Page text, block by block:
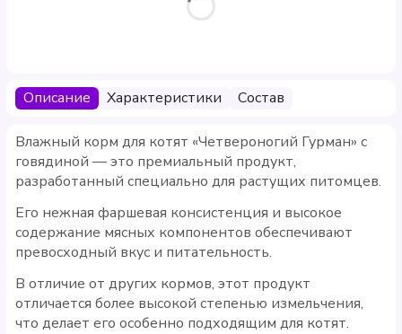
Описание Характеристики Состав
Влажный корм для котят «Четвероногий Гурман» с
говядиной — это премиальный продукт,
разработанный специально для растущих питомцев.
Его нежная фаршевая консистенция и высокое
содержание мясных компонентов обеспечивают
превосходный вкус и питательность.
В отличие от других кормов, этот продукт
отличается более высокой степенью измельчения,
что делает его особенно подходящим для котят.